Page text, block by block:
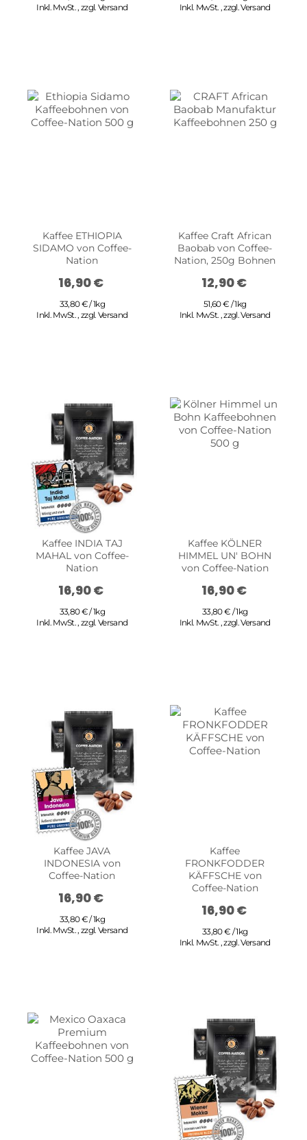
Inkl. MwSt.,zzgl.Versand
Inkl. MwSt. ,zzgl.Versand
Kaffee ETHIOPIA
SIDAMO von Coffee-
Nation
16,90 €
33,80 € / 1kg
Inkl. MwSt.,zzgl.Versand
Kaffee Craft African
Baobab von Coffee-
Nation, 250g Bohnen
12,90 €
51,60 € / 1kg
Inkl. MwSt. ,zzgl.Versand
Kaffee INDIA TAJ
MAHAL von Coffee-
Nation
16,90 €
33,80 € / 1kg
Inkl. MwSt. ,zzgl.Versand
Kaffee KÖLNER
HIMMEL UN' BOHN
von Coffee-Nation
16,90 €
33,80 € / 1kg
Inkl. MwSt. ,zzgl.Versand
Kaffee JAVA
INDONESIA von
Coffee-Nation
16,90 €
33,80 € / 1kg
Inkl. MwSt. ,zzgl.Versand
Kaffee
FRONKFODDER
KÄFFSCHE von
Coffee-Nation
16,90 €
33,80 € / 1kg
Inkl. MwSt. ,zzgl.Versand